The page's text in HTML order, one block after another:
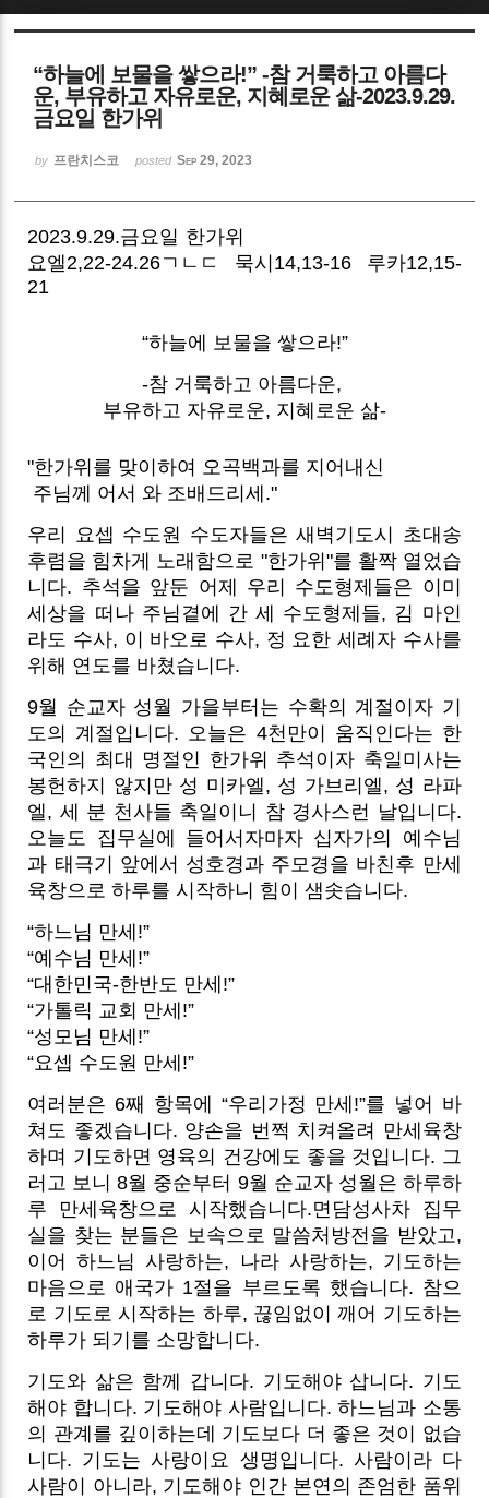
“하늘에 보물을 쌓으라!” -참 거룩하고 아름다
운, 부유하고 자유로운, 지혜로운 삶-2023.9.29.
금요일 한가위
by 프란치스코 posted Sep 29, 2023
2023.9.29.금요일 한가위
요엘2,22-24.26ㄱㄴㄷ 묵시14,13-16 루카12,15-
21
“하늘에 보물을 쌓으라!”
-참 거룩하고 아름다운,
부유하고 자유로운, 지혜로운 삶-
"한가위를 맞이하여 오곡백과를 지어내신
주님께 어서 와 조배드리세."
우리 요셉 수도원 수도자들은 새벽기도시 초대송
후렴을 힘차게 노래함으로 "한가위"를 활짝 열었습
니다. 추석을 앞둔 어제 우리 수도형제들은 이미
세상을 떠나 주님곁에 간 세 수도형제들, 김 마인
라도 수사, 이 바오로 수사, 정 요한 세례자 수사를
위해 연도를 바쳤습니다.
9월 순교자 성월 가을부터는 수확의 계절이자 기
도의 계절입니다. 오늘은 4천만이 움직인다는 한
국인의 최대 명절인 한가위 추석이자 축일미사는
봉헌하지 않지만 성 미카엘, 성 가브리엘, 성 라파
엘, 세 분 천사들 축일이니 참 경사스런 날입니다.
오늘도 집무실에 들어서자마자 십자가의 예수님
과 태극기 앞에서 성호경과 주모경을 바친후 만세
육창으로 하루를 시작하니 힘이 샘솟습니다.
“하느님 만세!”
“예수님 만세!”
“대한민국-한반도 만세!”
“가톨릭 교회 만세!”
“성모님 만세!”
“요셉 수도원 만세!”
여러분은 6째 항목에 “우리가정 만세!”를 넣어 바
쳐도 좋겠습니다. 양손을 번쩍 치켜올려 만세육창
하며 기도하면 영육의 건강에도 좋을 것입니다. 그
러고 보니 8월 중순부터 9월 순교자 성월은 하루하
루 만세육창으로 시작했습니다.면담성사차 집무
실을 찾는 분들은 보속으로 말씀처방전을 받았고,
이어 하느님 사랑하는, 나라 사랑하는, 기도하는
마음으로 애국가 1절을 부르도록 했습니다. 참으
로 기도로 시작하는 하루, 끊임없이 깨어 기도하는
하루가 되기를 소망합니다.
기도와 삶은 함께 갑니다. 기도해야 삽니다. 기도
해야 합니다. 기도해야 사람입니다. 하느님과 소통
의 관계를 깊이하는데 기도보다 더 좋은 것이 없습
니다. 기도는 사랑이요 생명입니다. 사람이라 다
사람이 아니라, 기도해야 인간 본연의 존엄한 품위
Sketchbook5, 스케치북5
Sketchbook5, 스케치북5